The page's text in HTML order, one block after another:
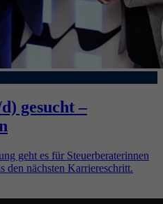
gesucht –
geht es für Steuerberaterinnen
den nächsten Karriereschritt.